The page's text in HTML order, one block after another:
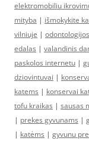
elektromobiliu
mityba | išmokykite
vilniuje |
edalas | valandinis
paskolos internetu |
dziovintuvai |
katems | konservai
tofu kraikas | sausas
| prekes gyvunams |
| katėms | gyvunu